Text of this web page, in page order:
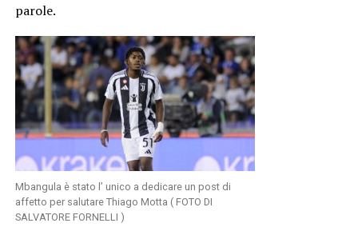
parole.
Mbangula è stato l’ unico a dedicare un post di
affetto per salutare Thiago Motta ( FOTO DI
SALVATORE FORNELLI )